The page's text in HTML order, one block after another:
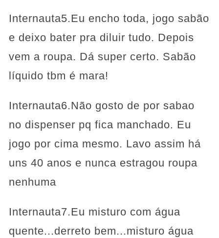
Internauta5.Eu encho toda, jogo sabão
e deixo bater pra diluir tudo. Depois
vem a roupa. Dá super certo. Sabão
líquido tbm é mara!
Internauta6.Não gosto de por sabao
no dispenser pq fica manchado. Eu
jogo por cima mesmo. Lavo assim há
uns 40 anos e nunca estragou roupa
nenhuma
Internauta7.Eu misturo com água
quente...derreto bem...misturo água